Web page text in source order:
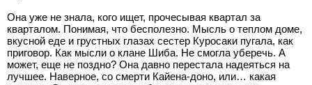
Она уже не знала, кого ищет, прочесывая квартал за
кварталом. Понимая, что бесполезно. Мысль о теплом доме,
вкусной еде и грустных глазах сестер Куросаки пугала, как
приговор. Как мысли о клане Шиба. Не смогла уберечь. А
может, еще не поздно? Она давно перестала надеяться на
лучшее. Наверное, со смерти Кайена-доно, или… какая